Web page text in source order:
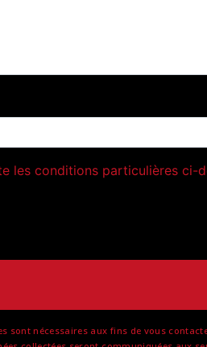
les conditions particulières ci-
sont nécessaires aux fins de vous